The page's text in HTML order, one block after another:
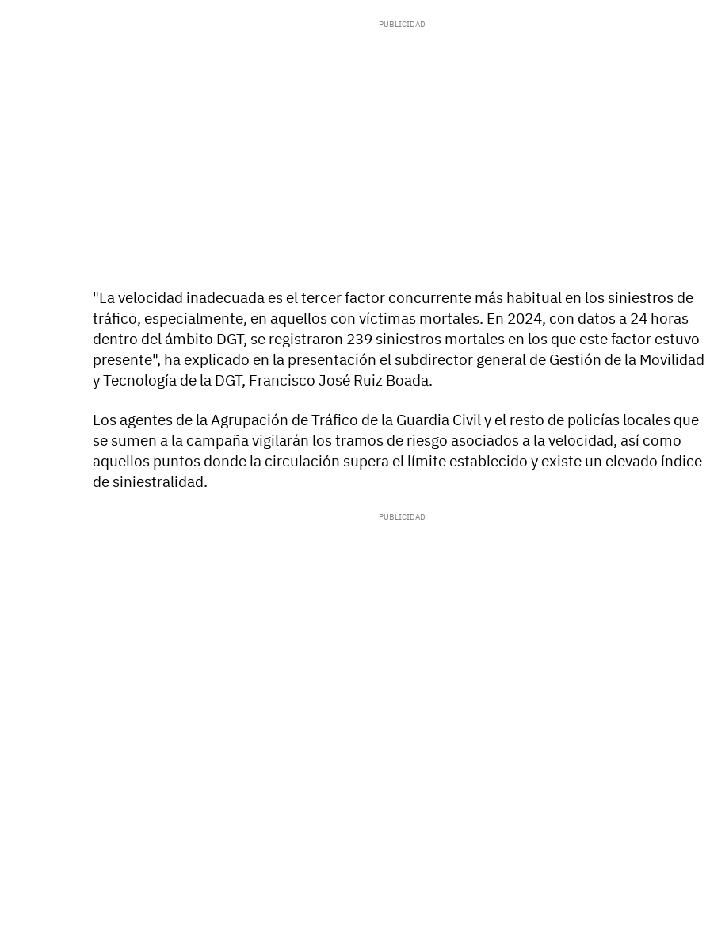
"La velocidad inadecuada es el tercer factor concurrente más habitual en los siniestros de
tráfico, especialmente, en aquellos con víctimas mortales. En 2024, con datos a 24 horas
dentro del ámbito DGT, se registraron 239 siniestros mortales en los que este factor estuvo
presente", ha explicado en la presentación el subdirector general de Gestión de la Movilidad
y Tecnología de la DGT, Francisco José Ruiz Boada.
Los agentes de la Agrupación de Tráfico de la Guardia Civil y el resto de policías locales que
se sumen a la campaña vigilarán los tramos de riesgo asociados a la velocidad, así como
aquellos puntos donde la circulación supera el límite establecido y existe un elevado índice
de siniestralidad.